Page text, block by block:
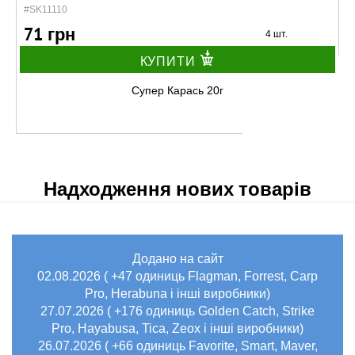
#SK11110
71 грн 4 шт.
КУПИТИ
Супер Карась 20г
#SK11116
Маг: 0 шт
87 грн 11 шт.
КУПИТИ
Надходження нових товарів
Додано на сайт
02.08.2026 ( +47 одиниць Flagman, Forrest, Carp
Pro, Herabuna і інші виробники)
27.07.2026 ( +176 одиниць Golden Catch, Strike
Pro, Hayabusa, Tica, Zeox і інші виробники)
26.07.2026 ( +66 одиниць Favorite, Smart, Maver,